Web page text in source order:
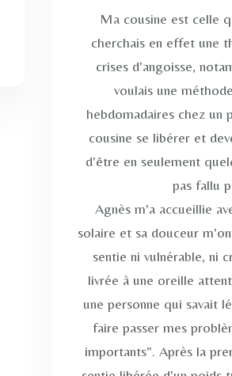
Ma cousine est celle
cherchais en effet une
crises d'angoisse,
voulais une
hebdomadaires chez un
cousine se libérer et
d'être en seulement
pas fallu
Agnès m'a accueillie
solaire et sa douceur
sentie ni vulnérable, ni
livrée à une oreille
une personne qui savait
faire passer mes
importants". Après la